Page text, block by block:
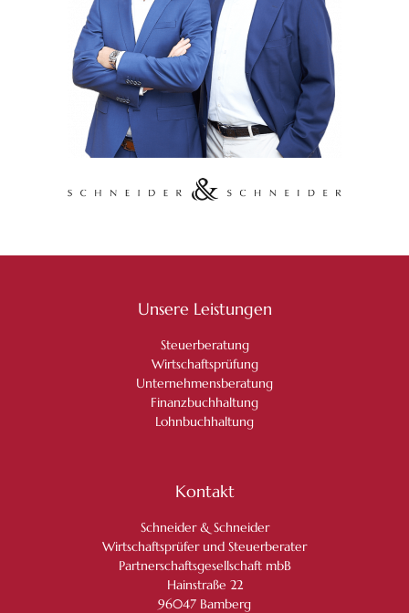
Unsere Leistungen
Steuerberatung
Wirtschaftsprüfung
Unternehmensberatung
Finanzbuchhaltung
Lohnbuchhaltung
Kontakt
Schneider & Schneider
Wirtschaftsprüfer und Steuerberater
Partnerschaftsgesellschaft mbB
Hainstraße 22
96047 Bamberg